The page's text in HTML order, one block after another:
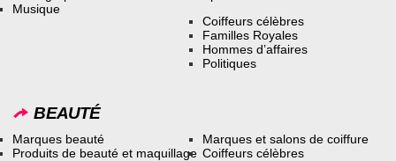
Musique
Coiffeurs célèbres
Familles Royales
Hommes d’affaires
Politiques
BEAUTÉ
Marques beauté
Produits de beauté et maquillage
Marques et salons de coiffure
Coiffeurs célèbres